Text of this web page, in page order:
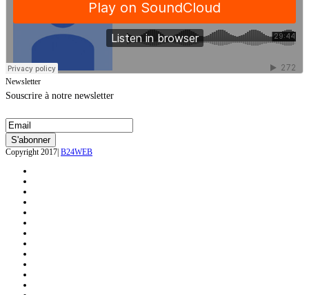
Newsletter
Souscrire à notre newsletter
Copyright 2017| B24WEB